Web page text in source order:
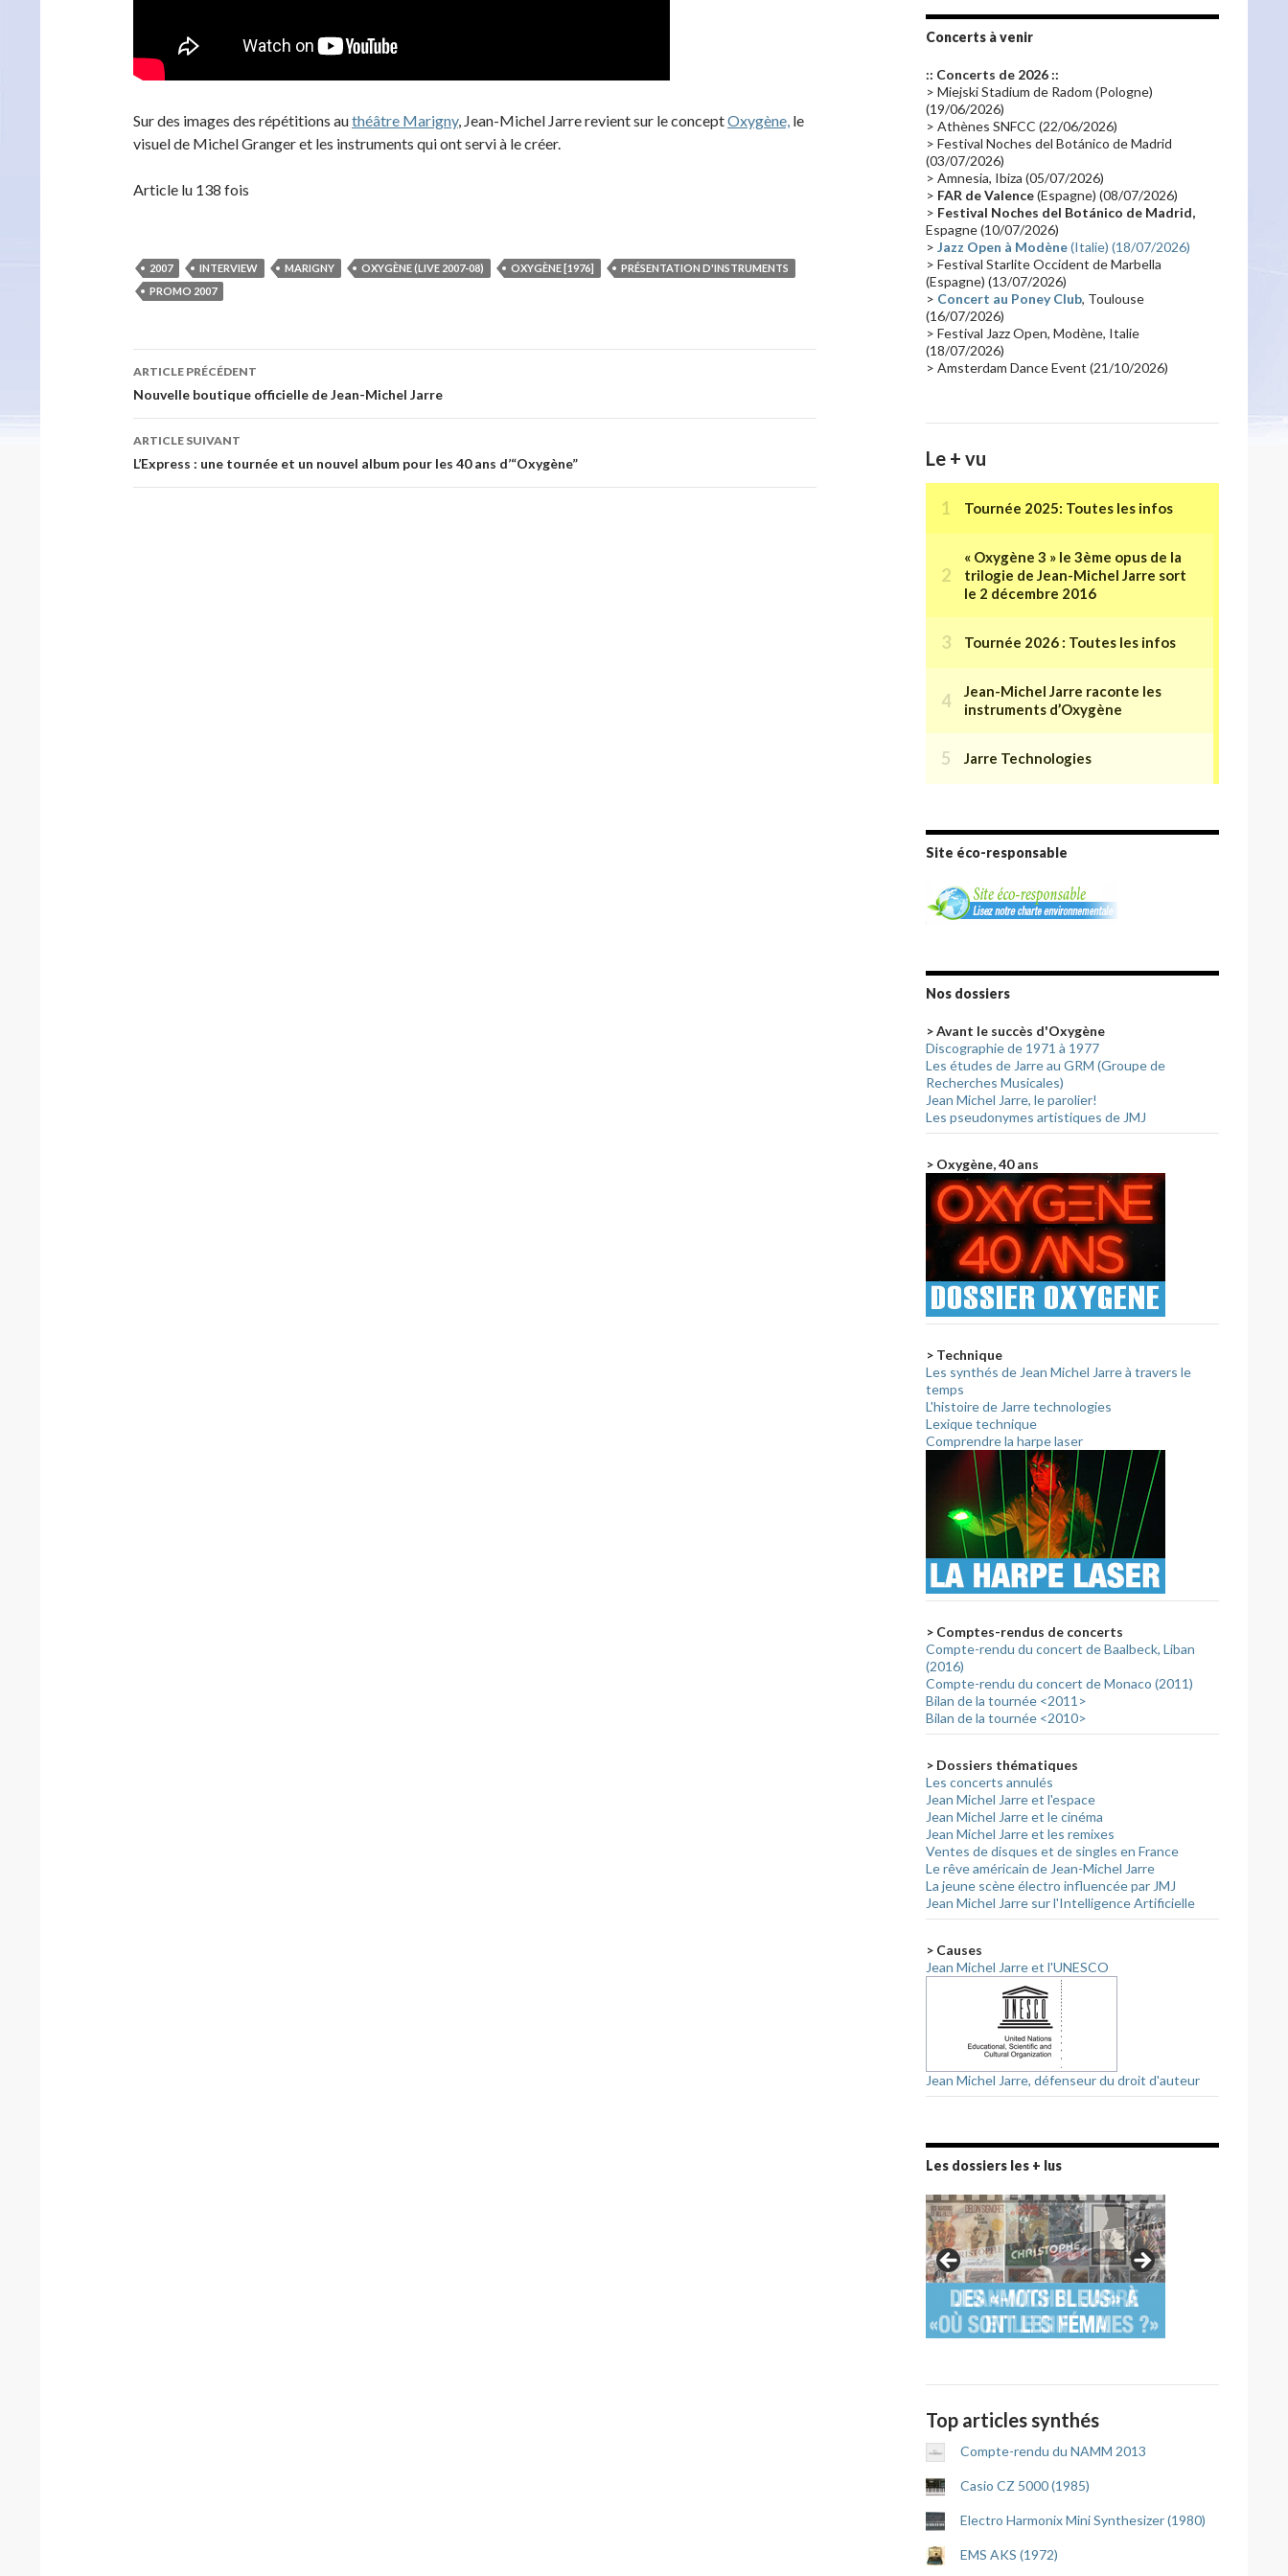
Sur des images des répétitions authéâtre Marigny, Jean-Michel Jarre revient sur le conceptOxygène, le
visuel de Michel Granger et les instruments qui ont servi à le créer.
Article lu 138 fois
2007 INTERVIEW MARIGNY OXYGÈNE (LIVE 2007-08) OXYGÈNE [1976]
PRÉSENTATION D'INSTRUMENTS
PROMO 2007
Navigation
des
articles
ARTICLE PRÉCÉDENT
Nouvelle boutique officielle de Jean-Michel Jarre
ARTICLE SUIVANT
L’Express : une tournée et un nouvel album pour les 40 ans d’“Oxygène”
Promo 2019
Emissions 2010 Disques rares
Synthé 70's(20)
Claviériste(19) Groupe de Recherche Musicale
France 2 (18)
Critique(17) Coffret(17) Chronologie(16)
Passages radio(16)
Synthé 80's(16) Les concerts en Chine (16)
Cinéma(16) Houston
Synthé Roland Belgique
Récompense(14) Collaborations 70's(14)
Astronomie(14) France Inter(14)
Concerts à venir
:: Concerts de 2026 ::
> Miejski Stadium de Radom (Pologne)
(19/06/2026)
> Athènes SNFCC (22/06/2026)
> Festival Noches del Botánico de Madrid
(03/07/2026)
> Amnesia, Ibiza (05/07/2026)
> FAR de Valence(Espagne) (08/07/2026)
> Festival Noches del Botánico de Madrid,
Espagne (10/07/2026)
> Jazz Open à Modène(Italie) (18/07/2026)
> Festival Starlite Occident de Marbella
(Espagne) (13/07/2026)
> Concert au Poney Club, Toulouse
(16/07/2026)
> Festival Jazz Open, Modène, Italie
(18/07/2026)
> Amsterdam Dance Event (21/10/2026)
Le + vu
Site éco-responsable
Nos dossiers
> Avant le succès d'Oxygène
Discographie de 1971 à 1977
Les études de Jarre au GRM (Groupe de
Recherches Musicales)
Jean Michel Jarre, le parolier!
Les pseudonymes artistiques de JMJ
> Oxygène, 40 ans
> Technique
Les synthés de Jean Michel Jarre à travers le
temps
L'histoire de Jarre technologies
Lexique technique
Comprendre la harpe laser
> Comptes-rendus de concerts
Compte-rendu du concert de Baalbeck, Liban
(2016)
Compte-rendu du concert de Monaco (2011)
Bilan de la tournée <2011>
Bilan de la tournée <2010>
> Dossiers thématiques
Les concerts annulés
Jean Michel Jarre et l'espace
Jean Michel Jarre et le cinéma
Jean Michel Jarre et les remixes
Ventes de disques et de singles en France
Le rêve américain de Jean-Michel Jarre
La jeune scène électro influencée par JMJ
Jean Michel Jarre sur l'Intelligence Artificielle
> Causes
Jean Michel Jarre et l'UNESCO
Jean Michel Jarre, défenseur du droit d'auteur
Les dossiers les + lus
Top articles synthés
Compte-rendu du NAMM 2013
Casio CZ 5000 (1985)
Electro Harmonix Mini Synthesizer (1980)
EMS AKS (1972)